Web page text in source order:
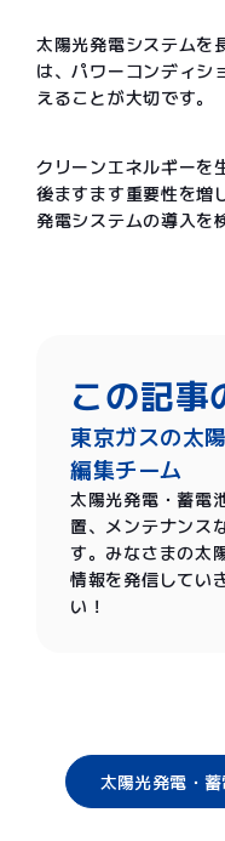
太陽光発電システムを
は、パワーコンディシ
えることが大切です。
クリーンエネルギーを
後ますます重要性を増
発電システムの導入を
この記事
東京ガスの太
編集チーム
太陽光発電・蓄電
置、メンテナンス
す。みなさまの太
情報を発信してい
い！
太陽光発電・